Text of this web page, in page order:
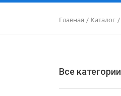
Главная / Каталог /
Все категории